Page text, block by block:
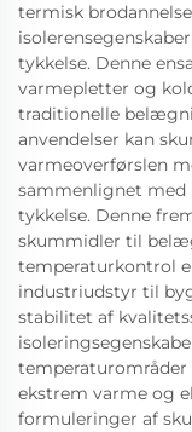
termisk
tykkelse. Denne
varmepletter og
traditionelle
anvendelser kan
varmeoverførslen
sammenlignet
tykkelse. Denne
skummidler til
temperaturkontrol
industriudstyr til
stabilitet af
temperaturområder
ekstrem varme og
formuleringer af